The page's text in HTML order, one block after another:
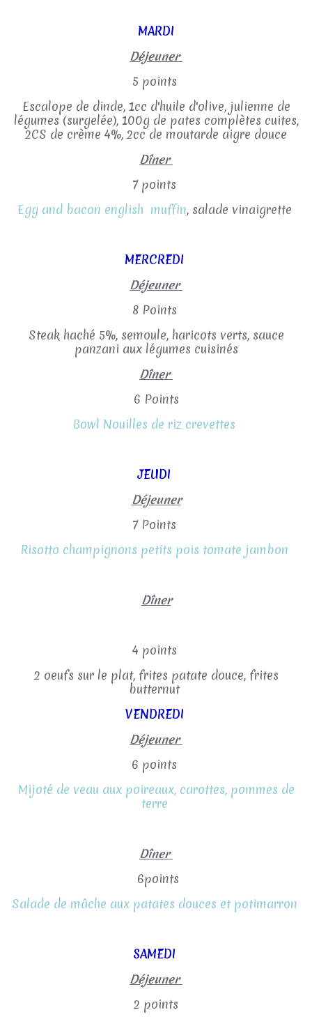
MARDI
Déjeuner
5 points
Escalope de dinde, 1cc d'huile d'olive, julienne de
légumes (surgelée), 100g de pates complètes cuites,
2CS de crème 4%, 2cc de moutarde aigre douce
Dîner
7 points
Egg and bacon english muffin, salade vinaigrette
MERCREDI
Déjeuner
8 Points
Steak haché 5%, semoule, haricots verts, sauce
panzani aux légumes cuisinés
Dîner
6 Points
Bowl Nouilles de riz crevettes
JEUDI
Déjeuner
7 Points
Risotto champignons petits pois tomate jambon
Dîner
4 points
2 oeufs sur le plat, frites patate douce, frites
butternut
VENDREDI
Déjeuner
6 points
Mijoté de veau aux poireaux, carottes, pommes de
terre
Dîner
6points
Salade de mâche aux patates douces et potimarron
SAMEDI
Déjeuner
2 points